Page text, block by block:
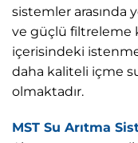
sistemler arasında
ve güçlü filtreleme
içerisindeki
daha kaliteli içme
olmaktadır.
MST Su Arıtma